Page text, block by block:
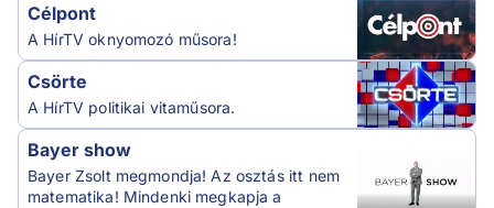
Célpont
A HírTV oknyomozó műsora!
Csörte
A HírTV politikai vitaműsora.
Bayer show
Bayer Zsolt megmondja! Az osztás itt nem
matematika! Mindenki megkapja a